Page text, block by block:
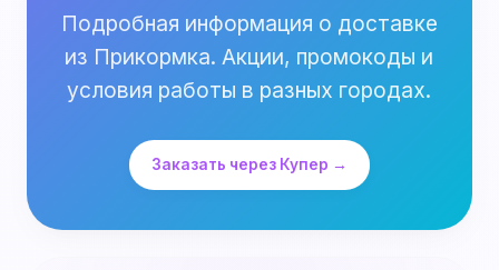
Подробная информация о доставке
из Прикормка. Акции, промокоды и
условия работы в разных городах.
Заказать через Купер →